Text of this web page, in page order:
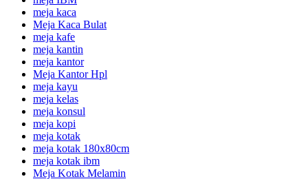
meja kaca
Meja Kaca Bulat
meja kafe
meja kantin
meja kantor
Meja Kantor Hpl
meja kayu
meja kelas
meja konsul
meja kopi
meja kotak
meja kotak 180x80cm
meja kotak ibm
Meja Kotak Melamin